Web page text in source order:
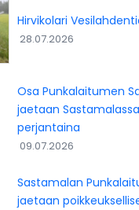
Hirvikolari
28.07.2026
Osa Punkalaitumen
jaetaan
perjantaina
09.07.2026
Sastamalan
jaetaan